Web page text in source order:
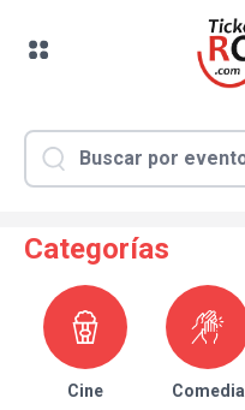
Categorías
Cine Comedia